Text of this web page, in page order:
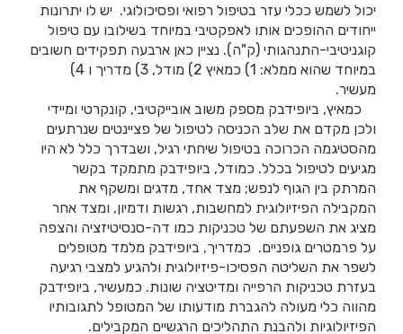
יכול לשמש ככלי עזר בטיפול רפואי ופסיכולוגי. יש לו יתרונות
ייחודים ההופכים אותו לאפקטיבי במיוחד בשילובו עם טיפול
קוגניטיבי-התנהגותי (ק"ה). נציין כאן ארבעה תפקידים חשובים
במיוחד שהוא ממלא: 1) כמאיץ 2) מודל, 3) מדריך ו 4)
מעשיר.
כמאיץ, ביופידבק מספק משוב אובייקטיבי, קונקרטי ומיידי
ולכן מקדם את שלב הכניסה לטיפול של פציינטים שנרתעים
מהסטיגמה הכרוכה בטיפול שיחתי רגיל, ושבדרך כלל לא היו
מגיעים לטיפול בכלל. כמודל, ביופידבק מתמקד בקשר
המרתק בין הגוף לנפש; מצד אחד, מדגים ומשקף את
המקבילה הפיזיולוגית למחשבות, רגשות ודמיון, ומצד אחר
מציג את השפעתם של טכניקות כמו דה-סנסיטיזציה והצפה
על פרמטרים גופניים. כמדריך, ביופידבק מלמד מטופלים
לשפר את השליטה הפסיכו-פיזיולוגית ולהגיע למצבי רגיעה
בעזרת טכניקות הרפייה ומדיטציה שונות. כמעשיר, ביופידבק
מהווה כלי מעולה להגברת מודעותו של המטופל לתגובותיו
הפיזיולוגיות ולהבנת התהליכים הרגשיים המקבילים.